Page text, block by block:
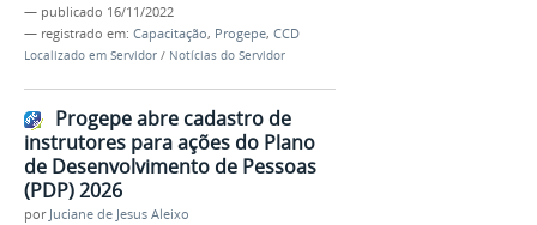
— publicado 16/11/2022
— registrado em: Capacitação, Progepe, CCD
Localizado em Servidor / Notícias do Servidor
Progepe abre cadastro de
instrutores para ações do Plano
de Desenvolvimento de Pessoas
(PDP) 2026
por Juciane de Jesus Aleixo